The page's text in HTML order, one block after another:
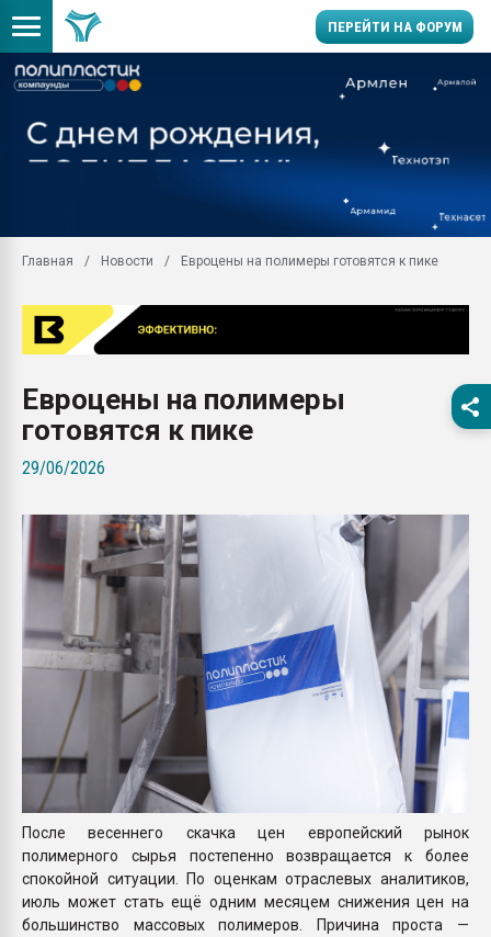
ПЕРЕЙТИ НА ФОРУМ
заводу пластмасс"
Помощь в подборе
Вакуум-формовочные
первый план в
бутылок
ПЕРЕЙТИ НА
Главная Новости Евроцены на полимеры готовятся к пике
Евроцены на полимеры
готовятся к пике
29/06/2026
После весеннего скачка цен европейский рынок
полимерного сырья постепенно возвращается к более
спокойной ситуации. По оценкам отраслевых аналитиков,
июль может стать ещё одним месяцем снижения цен на
большинство массовых полимеров. Причина проста —